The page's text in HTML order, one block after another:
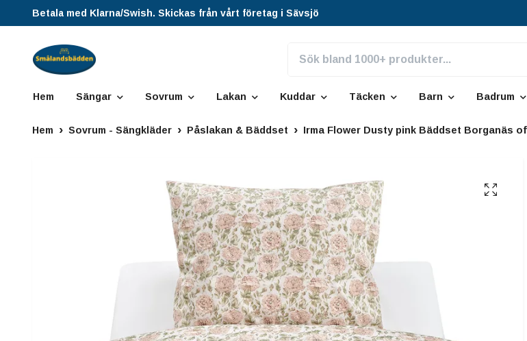
Betala med Klarna/Swish. Skickas från vårt företag i Sävsjö
Hem Sängar Sovrum Lakan Kuddar Täcken Barn Badrum
Hem Sovrum - Sängkläder Påslakan & Bäddset Irma Flower Dusty pink Bäddset Borganäs